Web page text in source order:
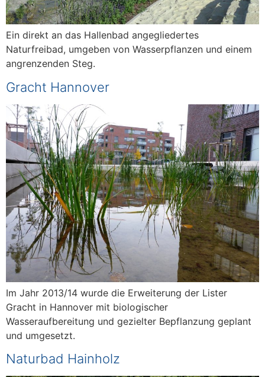
Ein direkt an das Hallenbad angegliedertes
Naturfreibad, umgeben von Wasserpflanzen und einem
angrenzenden Steg.
Gracht Hannover
Im Jahr 2013/14 wurde die Erweiterung der Lister
Gracht in Hannover mit biologischer
Wasseraufbereitung und gezielter Bepflanzung geplant
und umgesetzt.
Naturbad Hainholz